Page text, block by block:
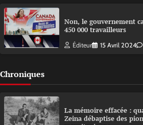
Non, le gouvernement
450 000 travailleurs
Éditeur 15 Avril 2024
Chroniques
La mémoire effacée :
Zeina débaptise des